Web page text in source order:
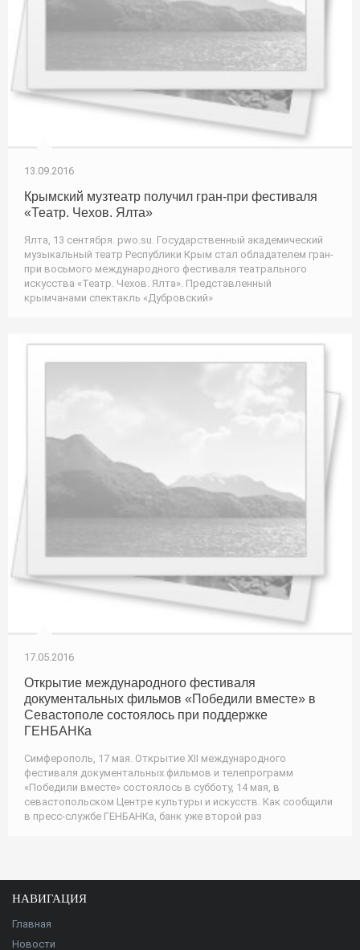
13.09.2016
Крымский музтеатр получил гран-при фестиваля
«Театр. Чехов. Ялта»
Ялта, 13 сентября. pwo.su. Государственный академический
музыкальный театр Республики Крым стал обладателем гран-
при восьмого международного фестиваля театрального
искусства «Театр. Чехов. Ялта». Представленный
крымчанами спектакль «Дубровский»
17.05.2016
Открытие международного фестиваля
документальных фильмов «Победили вместе» в
Севастополе состоялось при поддержке
ГЕНБАНКа
Симферополь, 17 мая. Открытие XII международного
фестиваля документальных фильмов и телепрограмм
«Победили вместе» состоялось в субботу, 14 мая, в
севастопольском Центре культуры и искусств. Как сообщили
в пресс-службе ГЕНБАНКа, банк уже второй раз
НАВИГАЦИЯ
Главная
Новости